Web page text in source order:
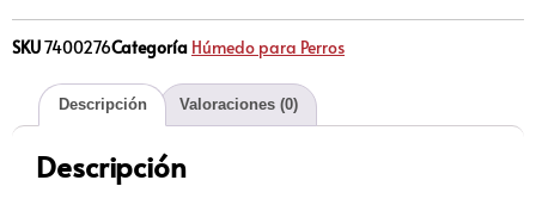
SKU7400276Categoría Húmedo para Perros
Descripción Valoraciones (0)
Descripción